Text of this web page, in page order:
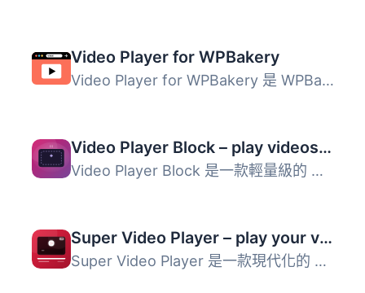
Video Player for WPBakery
Video Player for WPBakery 是 WPBakery Page Builder 的一個...
Video Player Block – play videos beautifully on any device
Video Player Block 是一款輕量級的 WordPress 外掛，讓使用...
Super Video Player – play your videos with playlists and subtitles
Super Video Player 是一款現代化的 WordPress HTML5 影片播...